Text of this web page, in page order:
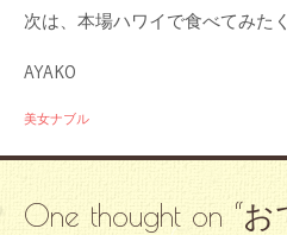
次は、本場ハワイで食べてみた
AYAKO
美女ナブル
One thought on “お